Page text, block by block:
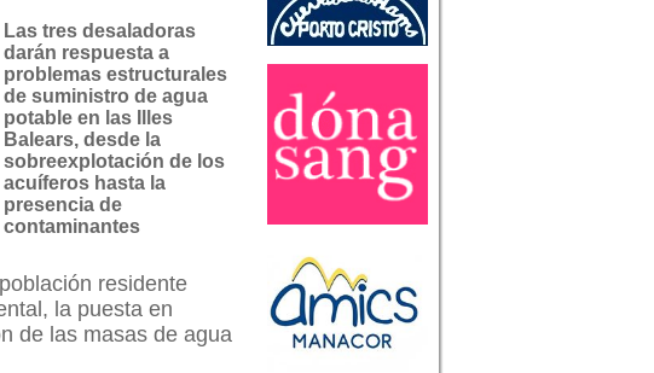
Las tres desaladoras
darán respuesta a
problemas estructurales
de suministro de agua
potable en las Illes
Balears, desde la
sobreexplotación de los
acuíferos hasta la
presencia de
contaminantes
residente
la puesta en
de las masas de agua